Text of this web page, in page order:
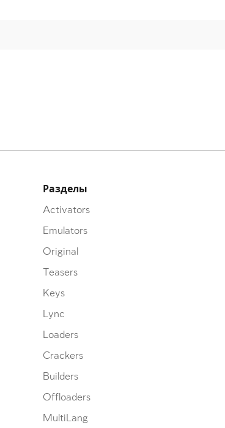
Разделы
Activators
Emulators
Original
Teasers
Keys
Lync
Loaders
Crackers
Builders
Offloaders
MultiLang